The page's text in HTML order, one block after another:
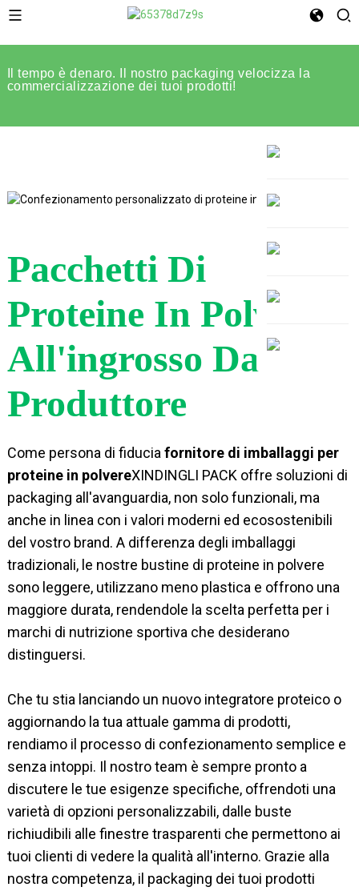
Il tempo è denaro. Il nostro packaging velocizza la
commercializzazione dei tuoi prodotti!
Pacchetti Di
Proteine ​​in Polvere
All'ingrosso Dal
Produttore
Come persona di fiducia fornitore di imballaggi per
proteine ​​in polvereXINDINGLI PACK offre soluzioni di
packaging all'avanguardia, non solo funzionali, ma
anche in linea con i valori moderni ed ecosostenibili
del vostro brand. A differenza degli imballaggi
tradizionali, le nostre bustine di proteine ​​in polvere
sono leggere, utilizzano meno plastica e offrono una
maggiore durata, rendendole la scelta perfetta per i
marchi di nutrizione sportiva che desiderano
distinguersi.
Che tu stia lanciando un nuovo integratore proteico o
aggiornando la tua attuale gamma di prodotti,
rendiamo il processo di confezionamento semplice e
senza intoppi. Il nostro team è sempre pronto a
discutere le tue esigenze specifiche, offrendoti una
varietà di opzioni personalizzabili, dalle buste
richiudibili alle finestre trasparenti che permettono ai
tuoi clienti di vedere la qualità all'interno. Grazie alla
nostra competenza, il packaging dei tuoi prodotti